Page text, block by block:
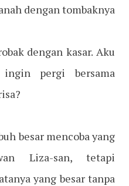
dengan tombaknya
dengan kasar. Aku
pergi bersama
besar mencoba yang
Liza-san, tetapi
yang besar tanpa